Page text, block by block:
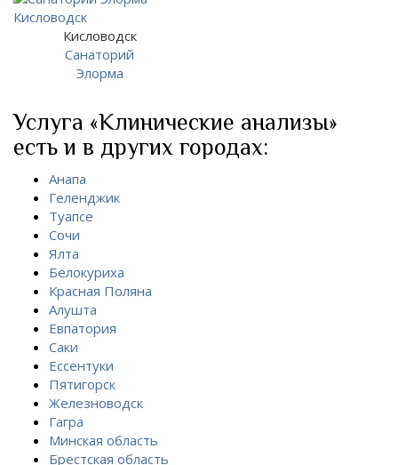
Кисловодск
Санаторий
Элорма
Услуга «Клинические анализы»
есть и в других городах:
Анапа
Геленджик
Туапсе
Сочи
Ялта
Белокуриха
Красная Поляна
Алушта
Евпатория
Саки
Ессентуки
Пятигорск
Железноводск
Гагра
Минская область
Брестская область